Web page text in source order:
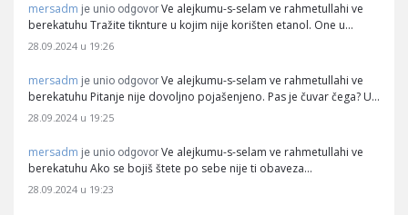
mersadm je unio odgovor Ve alejkumu-s-selam ve rahmetullahi ve
berekatuhu Tražite tiknture u kojim nije korišten etanol. One u…
28.09.2024 u 19:26
mersadm je unio odgovor Ve alejkumu-s-selam ve rahmetullahi ve
berekatuhu Pitanje nije dovoljno pojašenjeno. Pas je čuvar čega? U…
28.09.2024 u 19:25
mersadm je unio odgovor Ve alejkumu-s-selam ve rahmetullahi ve
berekatuhu Ako se bojiš štete po sebe nije ti obaveza…
28.09.2024 u 19:23